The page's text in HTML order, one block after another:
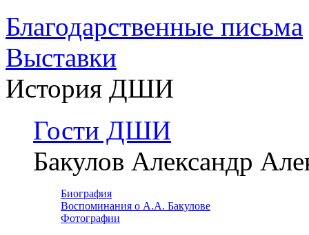
Благодарственные письма
Выставки
История ДШИ
Гости ДШИ
Бакулов Александр
Биография
Воспоминания о А.А. Бакулове
Фотографии